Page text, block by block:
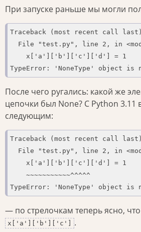
При запуске раньше мы могли
Traceback (most recent call
File "test.py", line 2, in
    x['a']['b']['c']['d'] = 1
TypeError: 'NoneType' object is
После чего ругались: какой же
цепочки был None? С Python 3.11
следующим:
Traceback (most recent call
File "test.py", line 2, in
    x['a']['b']['c']['d'] = 1
    ~~~~~~~~~~~^^^^^
TypeError: 'NoneType' object is
— по стрелочкам теперь ясно,
x['a']['b']['c'] .